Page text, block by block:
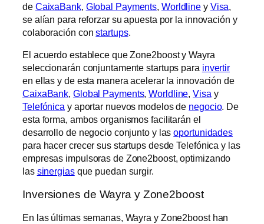
de CaixaBank, Global Payments, Worldline y Visa,
se alían para reforzar su apuesta por la innovación y
colaboración constartups.
El acuerdo establece que Zone2boost y Wayra
seleccionarán conjuntamente startups para invertir
en ellas y de esta manera acelerar la innovación de
CaixaBank, Global Payments,Worldline,Visa y
Telefónica y aportar nuevos modelos de negocio. De
esta forma, ambos organismos facilitarán el
desarrollo de negocio conjunto y lasoportunidades
para hacer crecer sus startups desde Telefónica y las
empresas impulsoras de Zone2boost, optimizando
las sinergiasque puedan surgir.
Inversiones de Wayra y Zone2boost
En las últimas semanas, Wayra y Zone2boost han